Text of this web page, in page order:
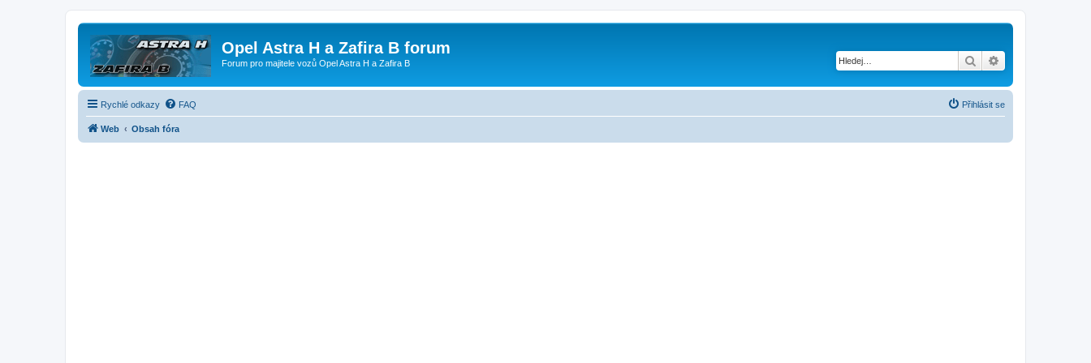
Opel Astra H a Zafira B forum
Forum pro majitele vozů Opel Astra H a Zafira B Hledat
Rychlé odkazy FAQ Přihlásit se
Web Obsah fóra